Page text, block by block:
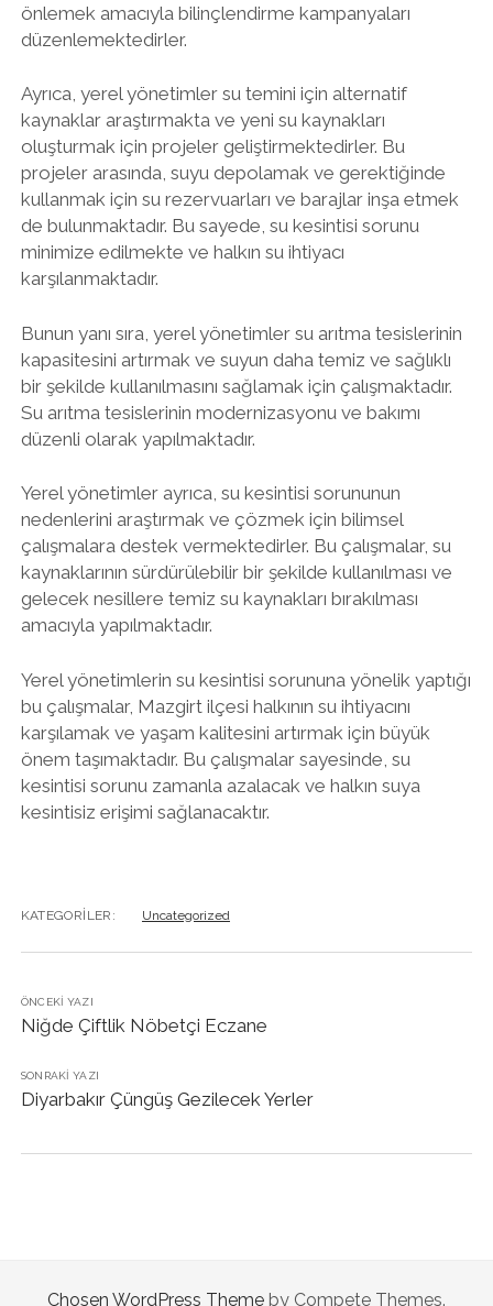
önlemek amacıyla bilinçlendirme kampanyaları
düzenlemektedirler.
Ayrıca, yerel yönetimler su temini için alternatif
kaynaklar araştırmakta ve yeni su kaynakları
oluşturmak için projeler geliştirmektedirler. Bu
projeler arasında, suyu depolamak ve gerektiğinde
kullanmak için su rezervuarları ve barajlar inşa etmek
de bulunmaktadır. Bu sayede, su kesintisi sorunu
minimize edilmekte ve halkın su ihtiyacı
karşılanmaktadır.
Bunun yanı sıra, yerel yönetimler su arıtma tesislerinin
kapasitesini artırmak ve suyun daha temiz ve sağlıklı
bir şekilde kullanılmasını sağlamak için çalışmaktadır.
Su arıtma tesislerinin modernizasyonu ve bakımı
düzenli olarak yapılmaktadır.
Yerel yönetimler ayrıca, su kesintisi sorununun
nedenlerini araştırmak ve çözmek için bilimsel
çalışmalara destek vermektedirler. Bu çalışmalar, su
kaynaklarının sürdürülebilir bir şekilde kullanılması ve
gelecek nesillere temiz su kaynakları bırakılması
amacıyla yapılmaktadır.
Yerel yönetimlerin su kesintisi sorununa yönelik yaptığı
bu çalışmalar, Mazgirt ilçesi halkının su ihtiyacını
karşılamak ve yaşam kalitesini artırmak için büyük
önem taşımaktadır. Bu çalışmalar sayesinde, su
kesintisi sorunu zamanla azalacak ve halkın suya
kesintisiz erişimi sağlanacaktır.
KATEGORILER: Uncategorized
ÖNCEKI YAZI
Niğde Çiftlik Nöbetçi Eczane
SONRAKI YAZI
Diyarbakır Çüngüş Gezilecek Yerler
Chosen WordPress Theme by Compete Themes.